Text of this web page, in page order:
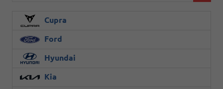
Cupra
Ford
Hyundai
Kia